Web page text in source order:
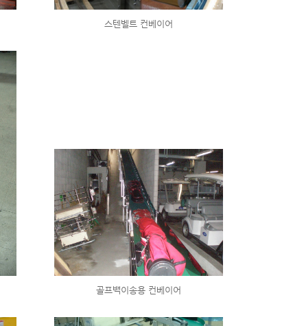
스텐벨트 컨베이어
골프백이송용 컨베이어